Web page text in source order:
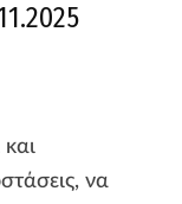
να